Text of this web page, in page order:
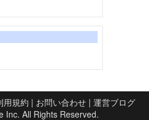
用規約 | お問い合わせ| 運営ブログ
Inc. All Rights Reserved.